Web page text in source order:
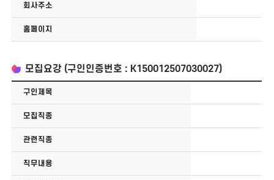
회사주소
홈페이지
모집요강 (구인인증번호 : K150012507030027)
구인제목
모집직종
관련직종
직무내용